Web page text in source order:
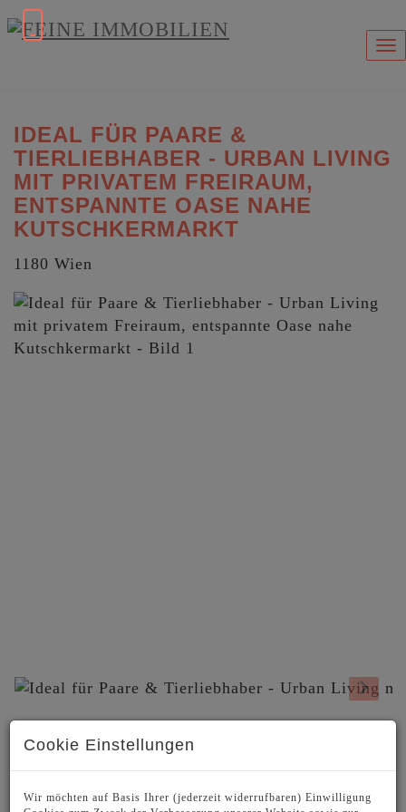
IDEAL FÜR PAARE &
TIERLIEBHABER - URBAN LIVING
MIT PRIVATEM FREIRAUM,
ENTSPANNTE OASE NAHE
KUTSCHKERMARKT
1180 Wien
BESCHREIBUNG
Mensch und Vierbeiner
Cookie Einstellungen
Wir möchten auf Basis Ihrer (jederzeit widerrufbaren) Einwilligung